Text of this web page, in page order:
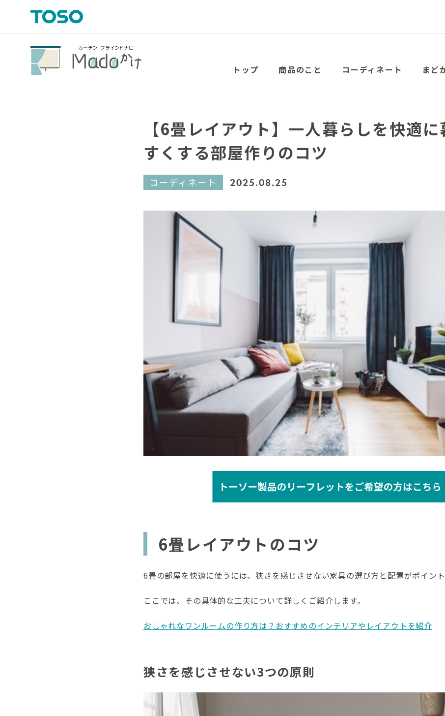
トップ 商品のこと コーディネート まど
【6畳レイアウト】一人暮らしを快適
すくする部屋作りのコツ
コーディネート 2025.08.25
6畳レイアウトのコツ
6畳の部屋を快適に使うには、狭さを感じさせない家具の選び方と配置がポイント
ここでは、その具体的な工夫について詳しくご紹介します。
おしゃれなワンルームの作り方は？おすすめのインテリアやレイアウトを紹介
狭さを感じさせない3つの原則